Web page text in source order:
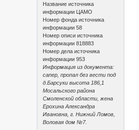
Название источника
информации ЦАМО
Номер фонда источника
информации 58
Номер описи источника
информации 818883
Номер дела источника
информации 953
Информация из документа:
сапер, пропал без вести под
д.Барсуки высота 186,1
Мосальского района
Смоленской области, жена
Ерохина Александра
Ивановна, г. Нижний Ломов,
Воловая дом №7.